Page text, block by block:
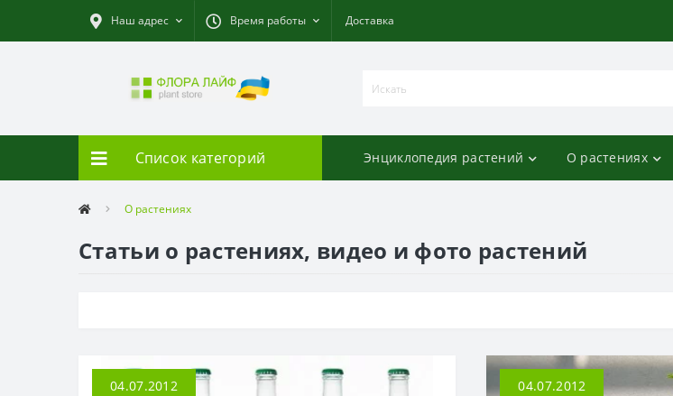
Наш адрес Время работы Доставка
Список категорий Энциклопедия растений О растениях
О растениях
Статьи о растениях, видео и фото растений
04.07.2012 04.07.2012